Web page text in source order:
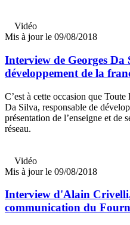
Vidéo
Mis à jour le 09/08/2018
Interview de Georges Da
développement de la
C’est à cette occasion que
Da Silva, responsable de
présentation de l’enseigne et de
réseau.
Vidéo
Mis à jour le 09/08/2018
Interview d'Alain
communication du